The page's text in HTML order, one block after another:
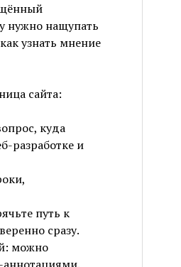
нужно нащупать
узнать мнение
сайта:
куда
разработке и
путь к
сразу.
можно